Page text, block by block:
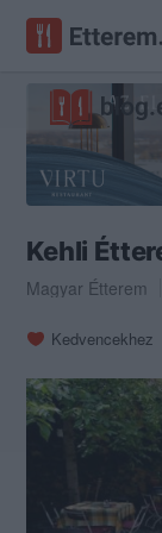
Kehli
Magyar Étterem
Kedvencekhez